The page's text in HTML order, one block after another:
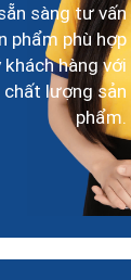
sàng tư vấn
phẩm phù hợp
hàng với
lượng sản
phẩm.